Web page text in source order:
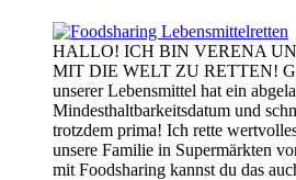
HALLO! ICH BIN VERENA
MIT DIE WELT ZU RETTEN!
unserer Lebensmittel hat ein
Mindesthaltbarkeitsdatum und
trotzdem prima! Ich rette
unsere Familie in Supermärkten
mit Foodsharing kannst du das